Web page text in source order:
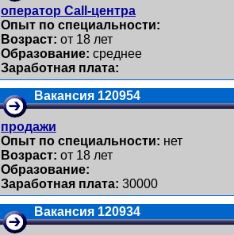
оператор Call-центра
Опыт по специальности:
Возраст: от 18 лет
Образование: среднее
Заработная плата:
Вакансия 120954
продажи
Опыт по специальности: нет
Возраст: от 18 лет
Образование:
Заработная плата: 30000
Вакансия 120934